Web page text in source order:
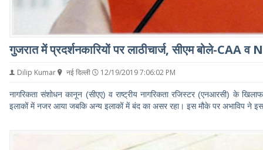
गुजरात में प्रदर्शनकारियों पर लाठीचार्ज, सीएम बोले-CAA व
Dilip Kumar नई दिल्ली 12/19/2019 7:06:02 PM
नागरिकता संशोधन कानून (सीएए) व राष्ट्रीय नागरिकता रजिस्‍टर (एनआरसी) के
इलाकों में नजर आया जबकि अन्‍य इलाकों में बंद का असर रहा। इस मौके पर अभाविप ने